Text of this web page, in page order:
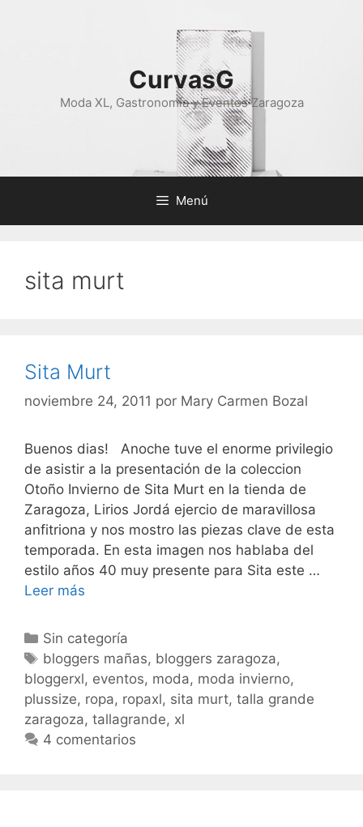
CurvasG
Moda XL, Gastronomía y Eventos Zaragoza
Menú
sita murt
Sita Murt
noviembre 24, 2011 por Mary Carmen Bozal
Buenos dias! Anoche tuve el enorme privilegio
de asistir a la presentación de la coleccion
Otoño Invierno de Sita Murt en la tienda de
Zaragoza, Lirios Jordá ejercio de maravillosa
anfitriona y nos mostro las piezas clave de esta
temporada. En esta imagen nos hablaba del
estilo años 40 muy presente para Sita este …
Leer más
Categorías
Sin categoría
Etiquetas
bloggers mañas, bloggers zaragoza,
bloggerxl, eventos, moda, moda invierno,
plussize, ropa, ropaxl, sita murt, talla grande
zaragoza, tallagrande, xl
4 comentarios